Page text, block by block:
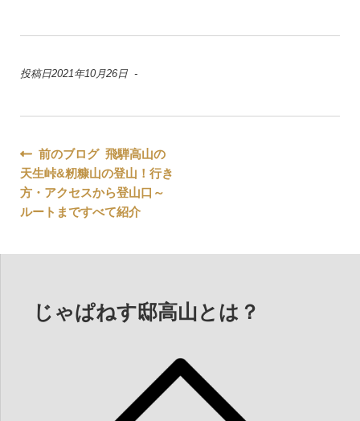
投稿日2021年10月26日 -
投
稿
ナ
ー
前のブログ 飛騨高山の
天生峠&籾糠山の登山！行き
方・アクセスから登山口～
ルートまですべて紹介
じゃぱねす邸高山とは？